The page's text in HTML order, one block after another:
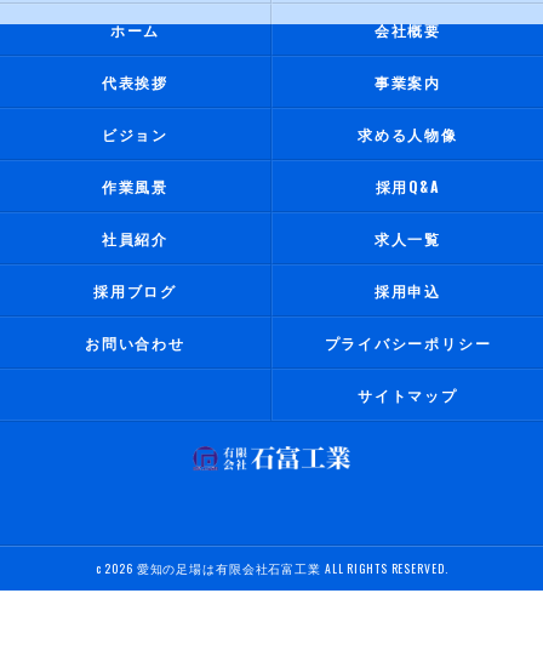
ホーム 会社概要
代表挨拶 事業案内
ビジョン 求める人物像
作業風景 採用Q&A
社員紹介 求人一覧
採用ブログ 採用申込
お問い合わせ プライバシーポリシー
サイトマップ
c 2026 愛知の足場は有限会社石富工業 ALL RIGHTS RESERVED.